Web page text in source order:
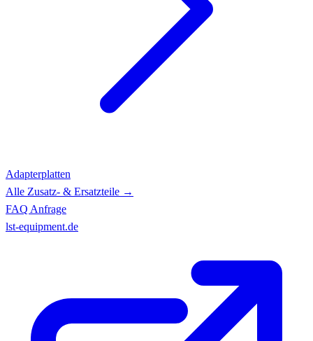
Adapterplatten
Alle Zusatz- & Ersatzteile →
FAQ Anfrage
lst-equipment.de